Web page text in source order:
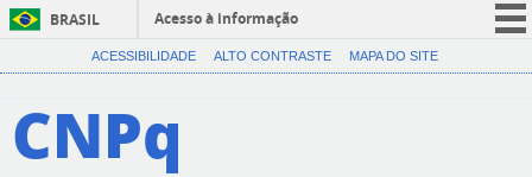
BRASIL
Acesso à informação
CORONAVÍRUS (COVID-19)
ACESSIBILIDADE ALTO CONTRASTE MAPA DO SITE
CNPq